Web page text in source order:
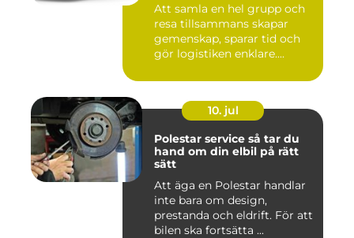
Att samla en hel grupp och
resa tillsammans skapar
gemenskap, sparar tid och
gör logistiken enklare....
10. jul
Polestar service så tar du
hand om din elbil på rätt
sätt
Att äga en Polestar handlar
inte bara om design,
prestanda och eldrift. För att
bilen ska fortsätta ...